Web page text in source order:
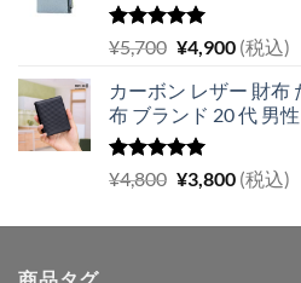
5段階中
5.00
の評価
¥5,700 元
価
格
は
¥5,700
し
¥4,900現
の
価
は
で
(税込)
カーボン レザー 財布
布 ブランド 20 代 男
5段階中
5.00
の評価
¥4,800 元
価
¥3,800現
の
(税込)